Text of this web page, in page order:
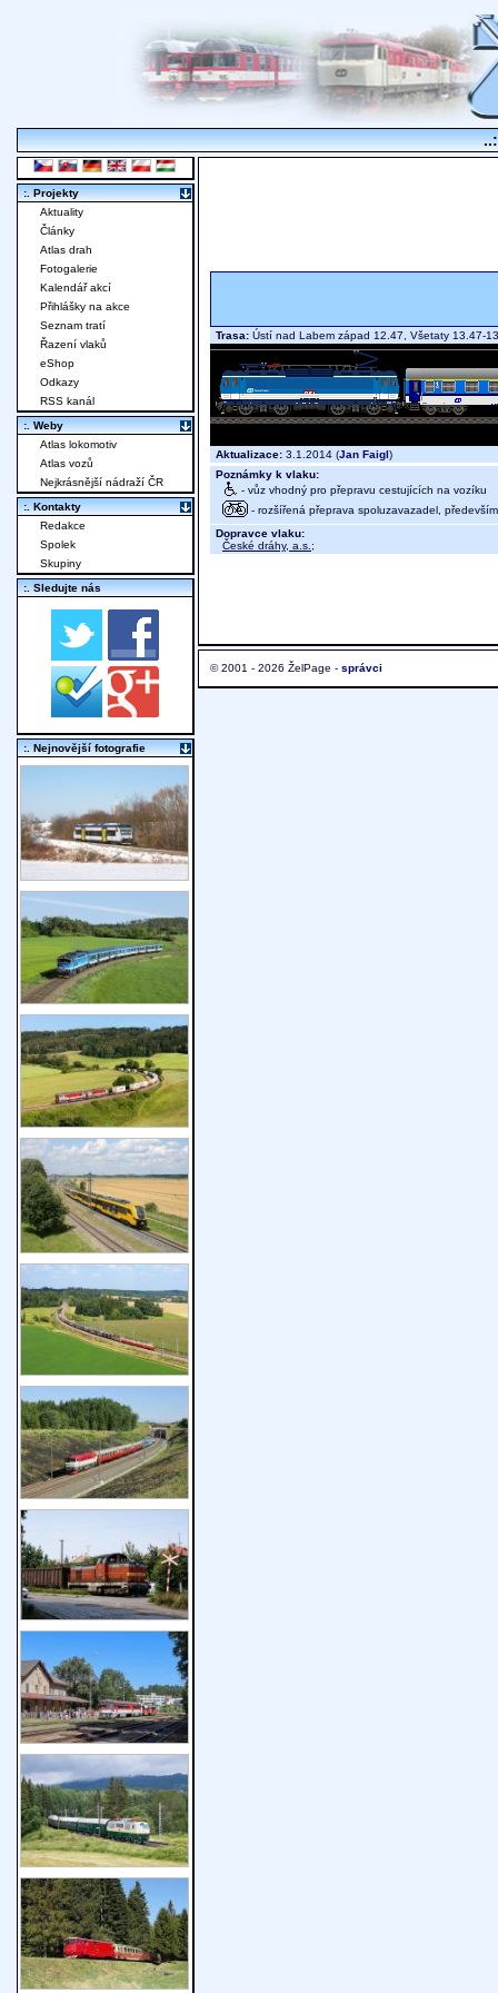
Trasa: Ústí nad Labem západ 12.47, Všetaty 13.47-
Aktualizace: 3.1.2014 (Jan Faigl)
Poznámky k vlaku:
- vůz vhodný pro přepravu cestujících na vozíku
- rozšířená přeprava spoluzavazadel,
Dopravce vlaku:
České dráhy, a.s. ;
© 2001 - 2026 ŽelPage - správci
:. Projekty
Aktuality
Články
Atlas drah
Fotogalerie
Kalendář akcí
Přihlášky na akce
Seznam tratí
Řazení vlaků
eShop
Odkazy
RSS kanál
:. Weby
Atlas lokomotiv
Atlas vozů
Nejkrásnější nádraží ČR
:. Kontakty
Redakce
Spolek
Skupiny
:. Sledujte nás
:. Nejnovější fotografie